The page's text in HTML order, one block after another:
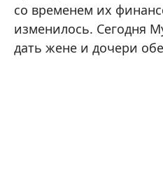
со временем их
изменилось. Сегодня
дать жене и дочери